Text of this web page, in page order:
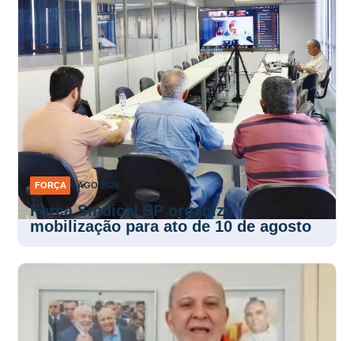
FORÇA 6 AGO 2026
Força Sindical SP organiza
mobilização para ato de 10 de agosto